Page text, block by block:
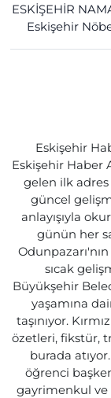
ESKİŞEHİR
Eskişehir
Eskişehir
Eskişehir Haber
gelen ilk adres
güncel
anlayışıyla
günün her
sıcak
Büyükşehir
yaşamına
taşınıyor.
özetleri, fikstür,
burada
öğrenci
gayrimenkul